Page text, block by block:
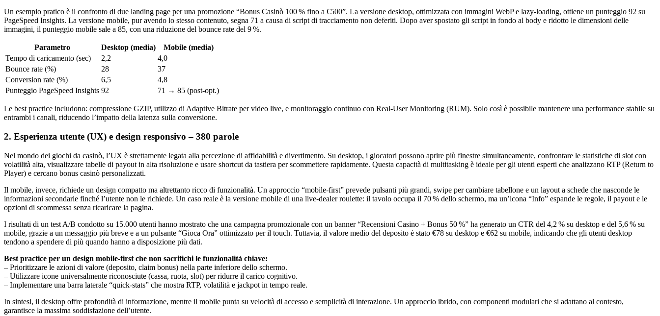
Un esempio pratico è il confronto di due landing page per una promozione “Bonus Casinò 100 % fino a €500”. La versione desktop, ottimizzata con immagini WebP e lazy‑loading, ottiene un punteggio 92 su
PageSpeed Insights. La versione mobile, pur avendo lo stesso contenuto, segna 71 a causa di script di tracciamento non deferiti. Dopo aver spostato gli script in fondo al body e ridotto le dimensioni delle
immagini, il punteggio mobile sale a 85, con una riduzione del bounce rate del 9 %.
Parametro Desktop (media)
Mobile (media)
Tempo di caricamento (sec)
2,2
4,0
Bounce rate (%)
28
37
Conversion rate (%)
6,5
4,8
Punteggio PageSpeed Insights 92 71 → 85 (post‑opt.)
Le best practice includono: compressione GZIP, utilizzo di Adaptive Bitrate per video live, e monitoraggio continuo con Real‑User Monitoring (RUM). Solo così è possibile mantenere una performance stabile su
entrambi i canali, riducendo l’impatto della latenza sulla conversione.
2. Esperienza utente (UX) e design responsivo – 380 parole
Nel mondo dei giochi da casinò, l’UX è strettamente legata alla percezione di affidabilità e divertimento. Su desktop, i giocatori possono aprire più finestre simultaneamente, confrontare le statistiche di slot con
volatilità alta, visualizzare tabelle di payout in alta risoluzione e usare shortcut da tastiera per scommettere rapidamente. Questa capacità di multitasking è ideale per gli utenti esperti che analizzano RTP (Return to
Player) e cercano bonus casinò personalizzati.
Il mobile, invece, richiede un design compatto ma altrettanto ricco di funzionalità. Un approccio “mobile‑first” prevede pulsanti più grandi, swipe per cambiare tabellone e un layout a schede che nasconde le
informazioni secondarie finché l’utente non le richiede. Un caso reale è la versione mobile di una live‑dealer roulette: il tavolo occupa il 70 % dello schermo, ma un’icona “Info” espande le regole, il payout e le
opzioni di scommessa senza ricaricare la pagina.
I risultati di un test A/B condotto su 15.000 utenti hanno mostrato che una campagna promozionale con un banner “Recensioni Casino + Bonus 50 %” ha generato un CTR del 4,2 % su desktop e del 5,6 % su
mobile, grazie a un messaggio più breve e a un pulsante “Gioca Ora” ottimizzato per il touch. Tuttavia, il valore medio del deposito è stato €78 su desktop e €62 su mobile, indicando che gli utenti desktop
tendono a spendere di più quando hanno a disposizione più dati.
Best practice per un design mobile‑first che non sacrifichi le funzionalità chiave:
– Prioritizzare le azioni di valore (deposito, claim bonus) nella parte inferiore dello schermo.
– Utilizzare icone universalmente riconosciute (cassa, ruota, slot) per ridurre il carico cognitivo.
– Implementare una barra laterale “quick‑stats” che mostra RTP, volatilità e jackpot in tempo reale.
In sintesi, il desktop offre profondità di informazione, mentre il mobile punta su velocità di accesso e semplicità di interazione. Un approccio ibrido, con componenti modulari che si adattano al contesto,
garantisce la massima soddisfazione dell’utente.